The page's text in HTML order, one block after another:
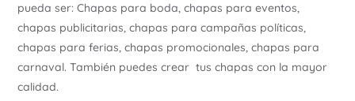
pueda ser: Chapas para boda, chapas para eventos,
chapas publicitarias, chapas para campañas políticas,
chapas para ferias, chapas promocionales, chapas para
carnaval. También puedes crear tus chapas con la mayor
calidad.